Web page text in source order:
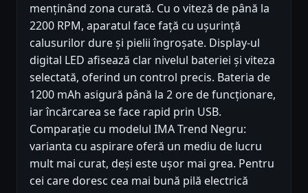
menținând zona curată. Cu o viteză de până la
2200 RPM, aparatul face față cu ușurință
calusurilor dure și pielii îngroșate. Display-ul
digital LED afisează clar nivelul bateriei și viteza
selectată, oferind un control precis. Bateria de
1200 mAh asigură până la 2 ore de funcționare,
iar încărcarea se face rapid prin USB.
Comparație cu modelul IMA Trend Negru:
varianta cu aspirare oferă un mediu de lucru
mult mai curat, deși este ușor mai grea. Pentru
cei care doresc cea mai bună pilă electrică